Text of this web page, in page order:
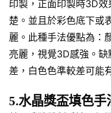
印製，正面印製時3D
楚。並且於彩色底下或
麗。此種手法優點為：
亮麗，視覺3D感強。
差，白色色準較差可能
5.水晶獎盃填色手